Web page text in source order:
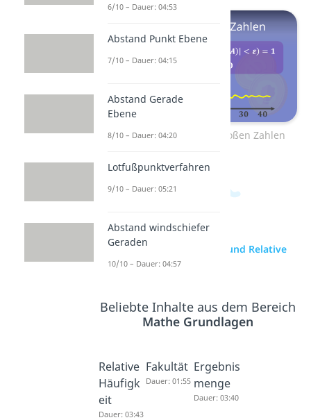
zum Video: Gesetz der großen Zahlen
zur Videoseite: Absolute und Relative
Häufigkeit
Beliebte Inhalte aus dem Bereich
Mathe Grundlagen
Relative
Häufigk
eit
Dauer: 03:43
Fakultät
Dauer: 01:55
Ergebnis
menge
Dauer: 03:40
6/10 – Dauer: 04:53
Abstand Punkt Ebene
7/10 – Dauer: 04:15
Abstand Gerade
Ebene
8/10 – Dauer: 04:20
Lotfußpunktverfahren
9/10 – Dauer: 05:21
Abstand windschiefer
Geraden
10/10 – Dauer: 04:57